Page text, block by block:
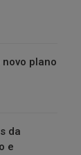
plano
da
e